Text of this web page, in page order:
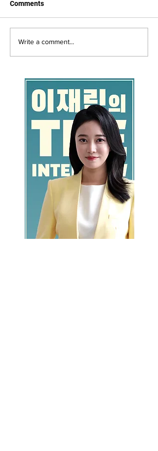
Comments
Write a comment...